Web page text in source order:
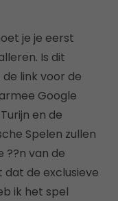
je je eerst
Is dit
link voor de
Google
en de
Spelen zullen
??n van de
de exclusieve
ik het spel